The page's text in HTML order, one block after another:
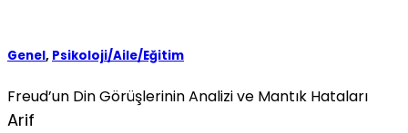
Genel, Psikoloji/Aile/Eğitim
Freud’un Din Görüşlerinin Analizi ve Mantık Hataları
Arif